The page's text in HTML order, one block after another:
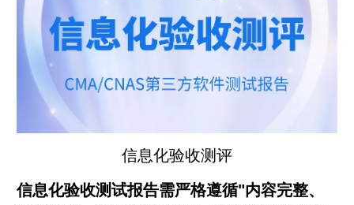
信息化验收测评
信息化验收测试报告需严格遵循"内容完整、